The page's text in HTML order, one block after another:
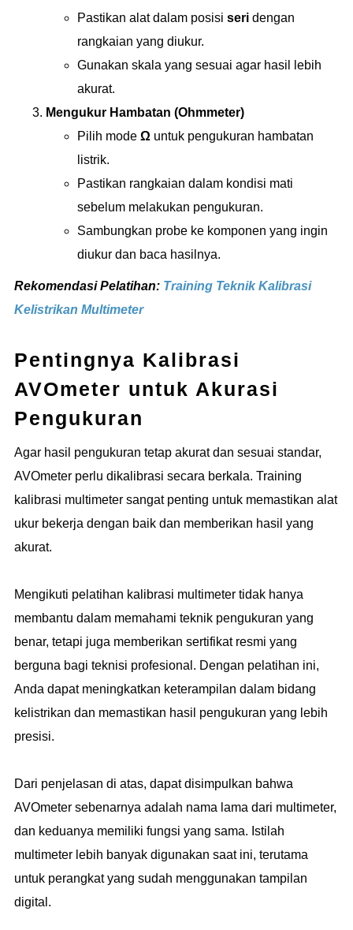
Pastikan alat dalam posisi seri dengan
rangkaian yang diukur.
Gunakan skala yang sesuai agar hasil lebih
akurat.
Mengukur Hambatan (Ohmmeter)
Pilih mode Ω untuk pengukuran hambatan
listrik.
Pastikan rangkaian dalam kondisi mati
sebelum melakukan pengukuran.
Sambungkan probe ke komponen yang ingin
diukur dan baca hasilnya.
Rekomendasi Pelatihan: Training Teknik Kalibrasi
Kelistrikan Multimeter
Pentingnya Kalibrasi
AVOmeter untuk Akurasi
Pengukuran
Agar hasil pengukuran tetap akurat dan sesuai standar,
AVOmeter perlu dikalibrasi secara berkala. Training
kalibrasi multimeter sangat penting untuk memastikan alat
ukur bekerja dengan baik dan memberikan hasil yang
akurat.
Mengikuti pelatihan kalibrasi multimeter tidak hanya
membantu dalam memahami teknik pengukuran yang
benar, tetapi juga memberikan sertifikat resmi yang
berguna bagi teknisi profesional. Dengan pelatihan ini,
Anda dapat meningkatkan keterampilan dalam bidang
kelistrikan dan memastikan hasil pengukuran yang lebih
presisi.
Dari penjelasan di atas, dapat disimpulkan bahwa
AVOmeter sebenarnya adalah nama lama dari multimeter,
dan keduanya memiliki fungsi yang sama. Istilah
multimeter lebih banyak digunakan saat ini, terutama
untuk perangkat yang sudah menggunakan tampilan
digital.